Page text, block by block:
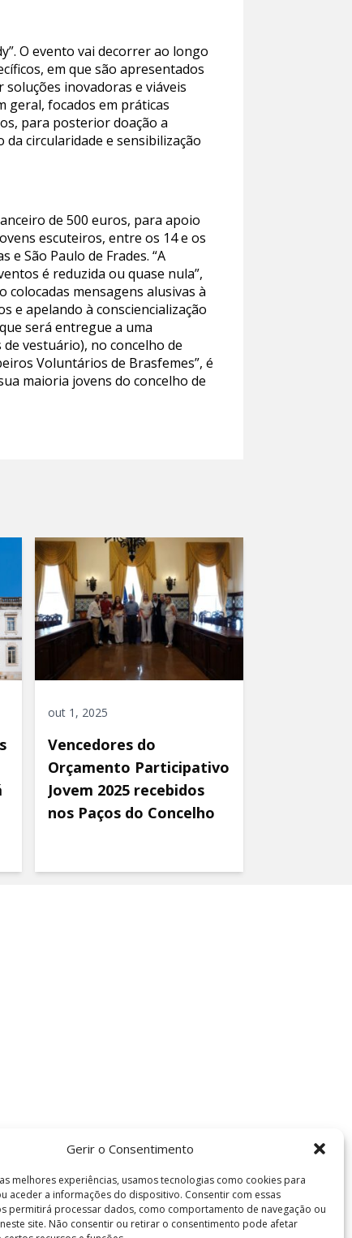
Gerir o Consentimento
melhores experiências, usamos tecnologias como cookies para
aceder a informações do dispositivo. Consentir com essas
permitirá processar dados, como comportamento de navegação ou
neste site. Não consentir ou retirar o consentimento pode afetar
O evento vai decorrer ao longo
em que são apresentados
inovadoras e viáveis
geral, focados em práticas
para posterior doação a
da circularidade e sensibilização
de 500 euros, para apoio
escuteiros, entre os 14 e os
São Paulo de Frades. “A
é reduzida ou quase nula”,
mensagens alusivas à
e apelando à consciencialização
será entregue a uma
vestuário), no concelho de
Voluntários de Brasfemes”, é
maioria jovens do concelho de
out 1, 2025
Vencedores do
Orçamento Participativo
Jovem 2025 recebidos
nos Paços do Concelho